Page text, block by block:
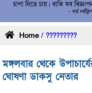
Home / ?????????
মঙ্গলবার থেকে
ঘোষণা ডাকসু নেতার